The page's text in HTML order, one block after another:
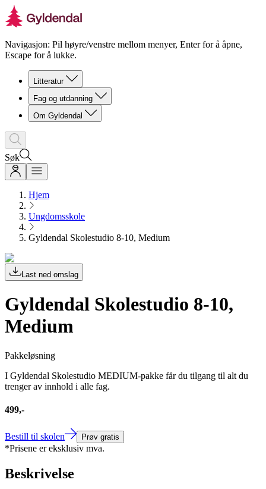
Navigasjon: Pil høyre/venstre mellom menyer, Enter for å åpne,
Escape for å lukke.
Litteratur
Fag og utdanning
Om Gyldendal
Søk
Hjem
Ungdomsskole
Gyldendal Skolestudio 8-10, Medium
Last ned omslag
Gyldendal Skolestudio 8-10,
Medium
Pakkeløsning
I Gyldendal Skolestudio MEDIUM-pakke får du tilgang til alt du
trenger av innhold i alle fag.
499,-
Bestill til skolen Prøv gratis
*Prisene er eksklusiv mva.
Beskrivelse